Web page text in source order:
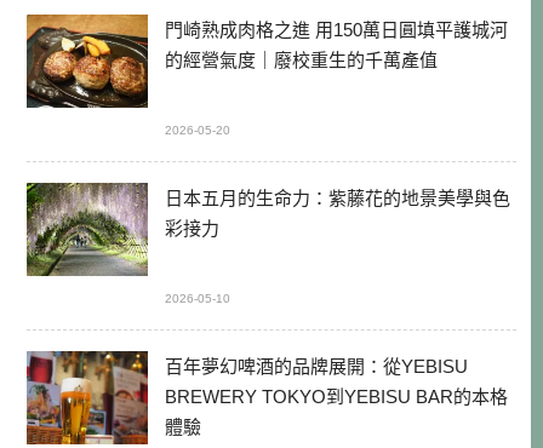
門崎熟成肉格之進 用150萬日圓填平護城河
的經營氣度｜廢校重生的千萬產值
2026-05-20
日本五月的生命力：紫藤花的地景美學與色
彩接力
2026-05-10
百年夢幻啤酒的品牌展開：從YEBISU
BREWERY TOKYO到YEBISU BAR的本格
體驗